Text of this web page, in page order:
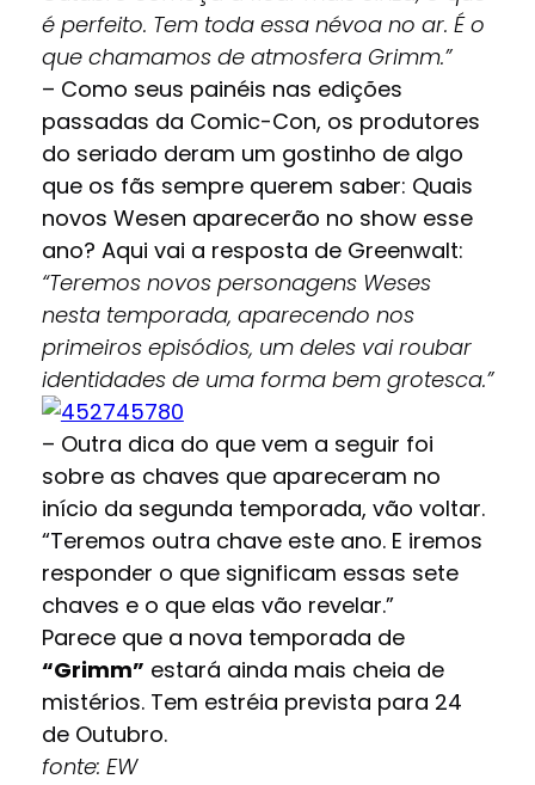
é perfeito. Tem toda essa névoa no ar. É o
que chamamos de atmosfera Grimm.”
– Como seus painéis nas edições
passadas da Comic-Con, os produtores
do seriado deram um gostinho de algo
que os fãs sempre querem saber: Quais
novos Wesen aparecerão no show esse
ano? Aqui vai a resposta de Greenwalt:
“Teremos novos personagens Weses
nesta temporada, aparecendo nos
primeiros episódios, um deles vai roubar
identidades de uma forma bem grotesca.”
– Outra dica do que vem a seguir foi
sobre as chaves que apareceram no
início da segunda temporada, vão voltar.
“Teremos outra chave este ano. E iremos
responder o que significam essas sete
chaves e o que elas vão revelar.”
Parece que a nova temporada de
“Grimm” estará ainda mais cheia de
mistérios. Tem estréia prevista para 24
de Outubro.
fonte: EW